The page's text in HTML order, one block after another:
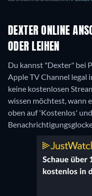
DEXTER ONLINE
ODER LEIHEN
Du kannst "Dexter" bei
Apple TV Channel legal
keine kostenlosen
wissen möchtest, wann
oben auf 'Kostenlos'